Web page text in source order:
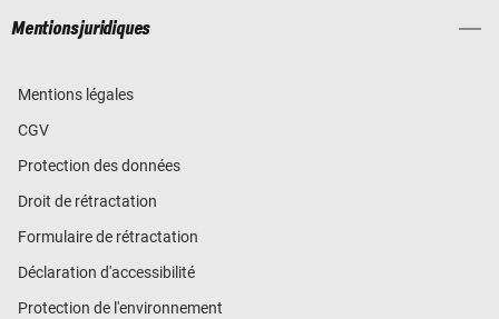
Mentions juridiques
Mentions légales
CGV
Protection des données
Droit de rétractation
Formulaire de rétractation
Déclaration d'accessibilité
Protection de l'environnement